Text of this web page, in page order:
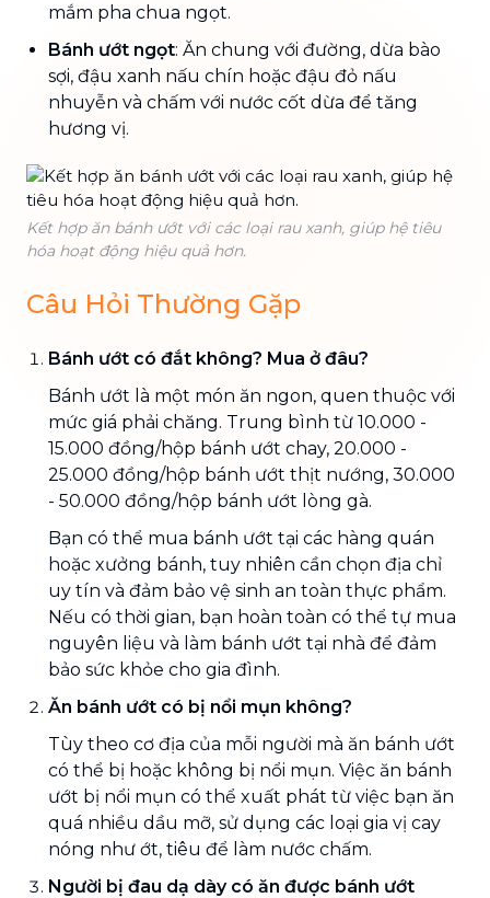
mắm pha chua ngọt.
Bánh ướt ngọt: Ăn chung với đường, dừa bào
sợi, đậu xanh nấu chín hoặc đậu đỏ nấu
nhuyễn và chấm với nước cốt dừa để tăng
hương vị.
Kết hợp ăn bánh ướt với các loại rau xanh, giúp hệ tiêu
hóa hoạt động hiệu quả hơn.
Câu Hỏi Thường Gặp
Bánh ướt có đắt không? Mua ở đâu?
Bánh ướt là một món ăn ngon, quen thuộc với
mức giá phải chăng. Trung bình từ 10.000 -
15.000 đồng/hộp bánh ướt chay, 20.000 -
25.000 đồng/hộp bánh ướt thịt nướng, 30.000
- 50.000 đồng/hộp bánh ướt lòng gà.
Bạn có thể mua bánh ướt tại các hàng quán
hoặc xưởng bánh, tuy nhiên cần chọn địa chỉ
uy tín và đảm bảo vệ sinh an toàn thực phẩm.
Nếu có thời gian, bạn hoàn toàn có thể tự mua
nguyên liệu và làm bánh ướt tại nhà để đảm
bảo sức khỏe cho gia đình.
Ăn bánh ướt có bị nổi mụn không?
Tùy theo cơ địa của mỗi người mà ăn bánh ướt
có thể bị hoặc không bị nổi mụn. Việc ăn bánh
ướt bị nổi mụn có thể xuất phát từ việc bạn ăn
quá nhiều dầu mỡ, sử dụng các loại gia vị cay
nóng như ớt, tiêu để làm nước chấm.
Người bị đau dạ dày có ăn được bánh ướt